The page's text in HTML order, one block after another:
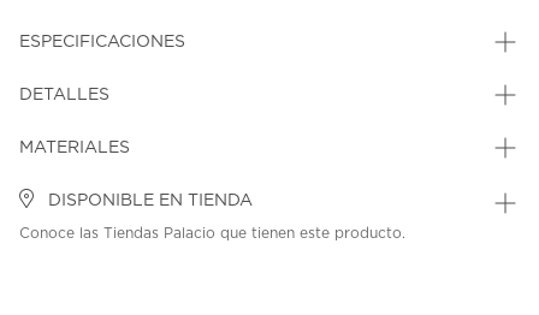
ESPECIFICACIONES
DETALLES
MATERIALES
DISPONIBLE EN TIENDA
Conoce las Tiendas Palacio que tienen este producto.